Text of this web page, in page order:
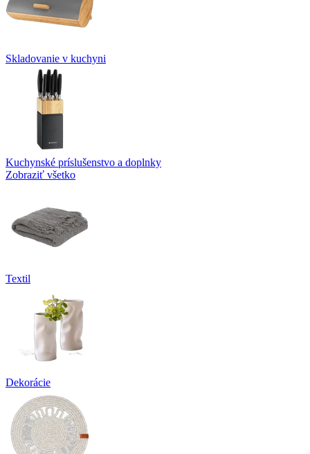
Skladovanie v kuchyni
Kuchynské príslušenstvo a doplnky
Zobraziť všetko
Textil
Dekorácie